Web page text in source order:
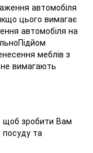
автомобіля
цього вимагає
автомобіля на
меблів з
вимагають
щоб зробити Вам
та